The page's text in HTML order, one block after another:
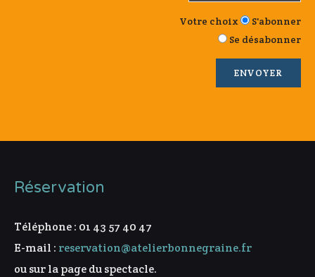
Votre choix
S'abonner
Se désabonner
Réservation
Téléphone : 01 43 57 40 47
E-mail : reservation@atelierbonnegraine.fr
ou sur la page du spectacle.